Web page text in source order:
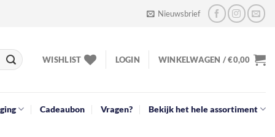
Nieuwsbrief
WISHLIST LOGIN WINKELWAGEN /€0,00
Cadeaubon Vragen? Bekijk het hele assortiment